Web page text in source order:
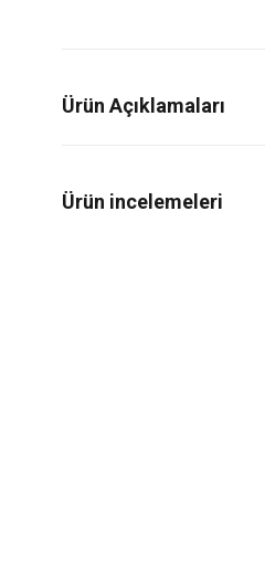
Ürün Açıklamaları